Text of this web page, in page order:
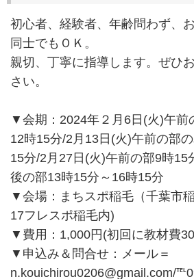
初心者、経験者、年齢問わず、
同士でもＯＫ。
親切、丁寧に指導します。ぜひ
さい。
▼会期：2024年２月6日(火)午前
12時15分/2月13日(火)午前の部
15分/2月27日(火)午前の部9時15
後の部13時15分～16時15分
▼会場：まちスポ稲毛（千葉市
17フレスポ稲毛内)
▼費用：1,000円(初回に教材費
▼申込み＆問合せ：メール＝
n.kouichirou0206@gmail.com/